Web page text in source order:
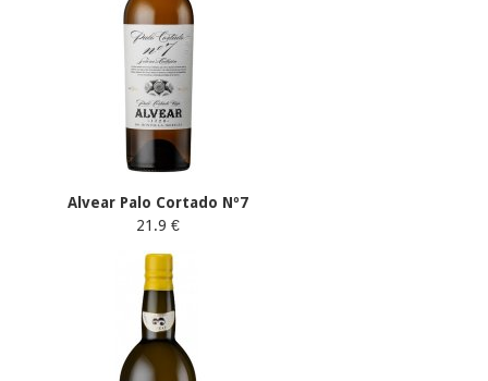
Alvear Palo Cortado Nº7
21.9 €